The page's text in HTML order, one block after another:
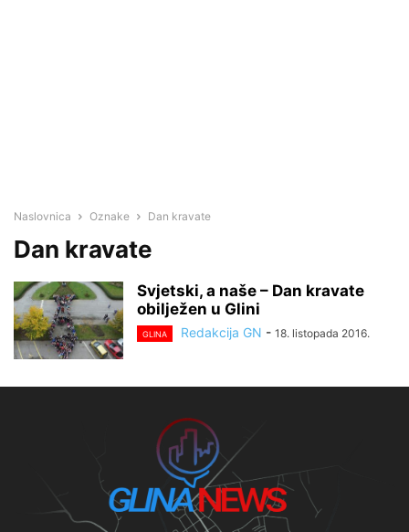
Naslovnica Oznake Dan kravate
Dan kravate
Svjetski, a naše – Dan kravate
obilježen u Glini
GLINA Redakcija GN - 18. listopada 2016.